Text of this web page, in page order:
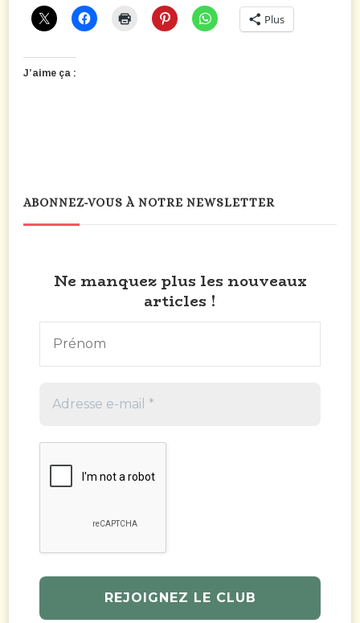
Plus
J’aime ça :
ABONNEZ-VOUS À NOTRE NEWSLETTER
Ne manquez plus les nouveaux
articles !